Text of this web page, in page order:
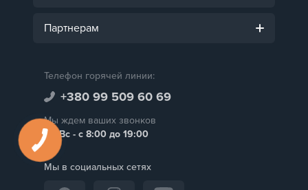
Партнерам
Телефон горячей линии:
+380 99 509 60 69
Мы ждем ваших звонков
Пн-Вс - с 8:00 до 19:00
Мы в социальных сетях